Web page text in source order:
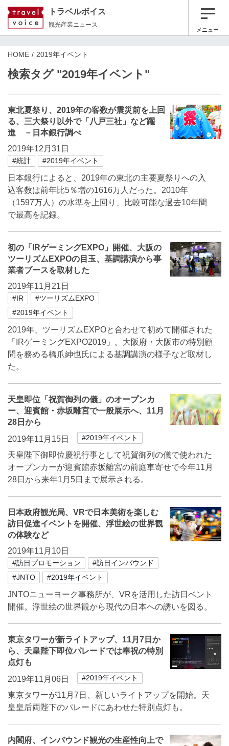
トラベルボイス
観光産業ニュース
メニュー
HOME 2019年イベント
検索タグ "2019年イベント"
東北夏祭り、2019年の客数が震災前を上回
る、三大祭り以外で「八戸三社」など躍
進 －日本銀行調べ
2019年12月31日
#統計 #2019年イベント
日本銀行によると、2019年の東北の主要夏祭りへの入
込客数は前年比5％増の1616万人だった。2010年
（1597万人）の水準を上回り、比較可能な過去10年間
で最高を記録。
初の「IRゲーミングEXPO」開催、大阪の
ツーリズムEXPOの目玉、基調講演から事
業者ブースを取材した
2019年11月21日
#IR
#ツーリズムEXPO
#2019年イベント
2019年、ツーリズムEXPOと合わせて初めて開催された
「IRゲーミングEXPO2019」。大阪府・大阪市の特別顧
問を務める橋爪紳也氏による基調講演の様子など取材し
た。
天皇即位「祝賀御列の儀」のオープンカ
ー、迎賓館・赤坂離宮で一般展示へ、11月
28日から
2019年11月15日
#2019年イベント
天皇陛下御即位慶祝行事として祝賀御列の儀で使われた
オープンカーが迎賓館赤坂離宮の前庭車寄せで今年11月
28日から来年1月5日まで展示される。
日本政府観光局、VRで日本美術を楽しむ
訪日促進イベントを開催、浮世絵の世界観
の体験など
2019年11月10日
#訪日プロモーション
#訪日インバウンド
#JNTO
#2019年イベント
JNTOニューヨーク事務所が、VRを活用した訪日ベント
開催。浮世絵の世界観から現代の日本への誘いを図る。
東京タワーが新ライトアップ、11月7日か
ら、天皇陛下即位パレードでは奉祝の特別
点灯も
2019年11月06日
#2019年イベント
東京タワーが11月7日、新しいライトアップを開始。天
皇皇后両陛下のパレードにあわせた特別点灯も。
内閣府、インバウンド観光の生産性向上で